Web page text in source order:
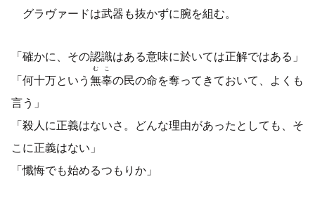
グラヴァードは武器も抜かずに腕を組む。
「確かに、その認識はある意味に於いては正解ではある」
「何十万という無辜
むこ
の民の命を奪ってきておいて、よくも
言う」
「殺人に正義はないさ。どんな理由があったとしても、そ
こに正義はない」
「懺悔でも始めるつもりか」